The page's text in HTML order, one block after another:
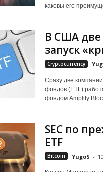
каковы его
В США две
запуск
Cryptocurrency
Сразу две
фондов (ETF)
фондом Amplify
SEC по
ETF
Bitcoin YugoS -